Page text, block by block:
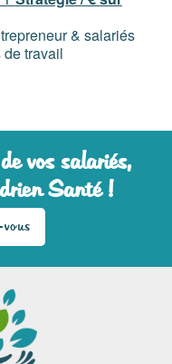
& salariés
travail
vos salariés,
Santé !